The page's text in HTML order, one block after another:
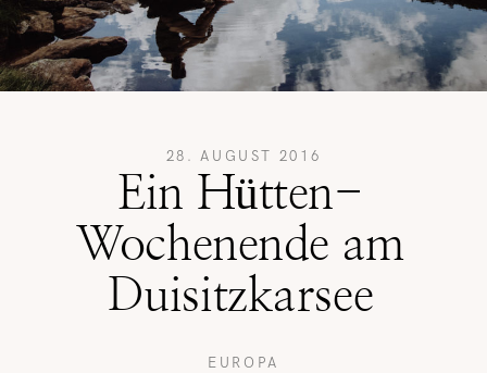
28. AUGUST 2016
Ein Hütten-
Wochenende am
Duisitzkarsee
EUROPA
WANDERN
SHOP